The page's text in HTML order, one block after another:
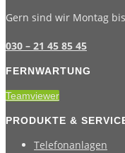
Gern sind wir Montag
030 – 21 45 85 45
FERNWARTUNG
Teamviewer
PRODUKTE &
Telefonanlagen